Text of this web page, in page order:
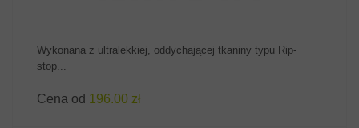
Wykonana z ultralekkiej, oddychającej tkaniny typu Rip-
stop...
Cena od 196.00 zł